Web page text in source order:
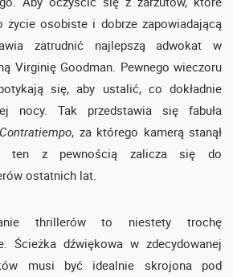
życie osobiste i dobrze zapowiadającą
zatrudnić najlepszą adwokat w
Virginię Goodman. Pewnego wieczoru
się, aby ustalić, co dokładnie
nocy. Tak przedstawia się fabuła
Contratiempo, za którego kamerą stanął
ten z pewnością zalicza się do
ostatnich lat.
thrillerów to niestety trochę
Ścieżka dźwiękowa w zdecydowanej
musi być idealnie skrojona pod